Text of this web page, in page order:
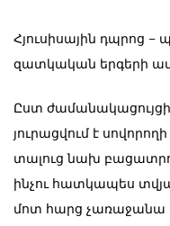
Հյուսիսային դպրոց
զատկական երգերի
Ըստ
յուրացվում է
տալուց նախ
ինչու հատկապես
մոտ հարց չառաջանա